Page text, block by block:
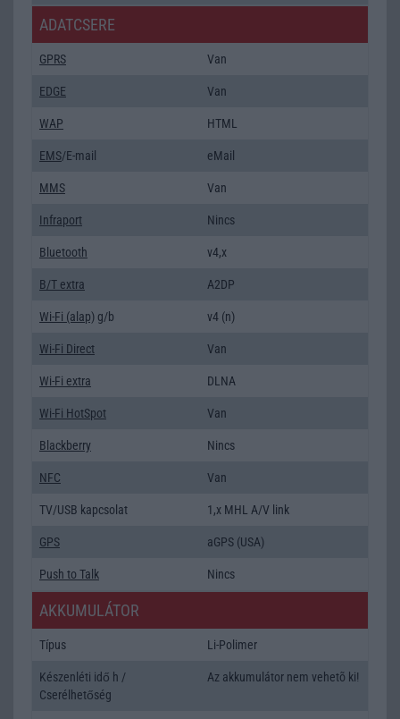
ADATCSERE
GPRS Van
EDGE Van
WAP HTML
EMS/E-mail eMail
MMS Van
Infraport Nincs
Bluetooth v4,x
B/T extra A2DP
Wi-Fi (alap) g/b v4 (n)
Wi-Fi Direct Van
Wi-Fi extra DLNA
Wi-Fi HotSpot Van
Blackberry Nincs
NFC Van
TV/USB kapcsolat 1,x MHL A/V link
GPS aGPS (USA)
Push to Talk Nincs
AKKUMULÁTOR
Típus Li-Polimer
Készenléti idő h /
Cserélhetőség
Az akkumulátor nem vehetõ ki!